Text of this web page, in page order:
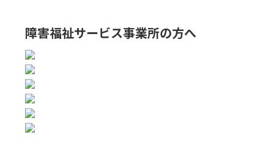
障害福祉サービス事業所の方へ